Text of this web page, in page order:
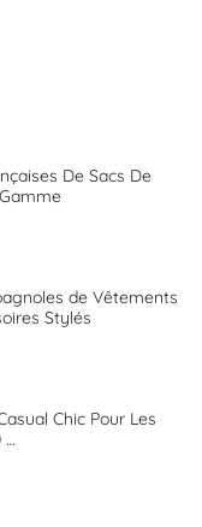
De Sacs De
de Vêtements
Stylés
Chic Pour Les
…